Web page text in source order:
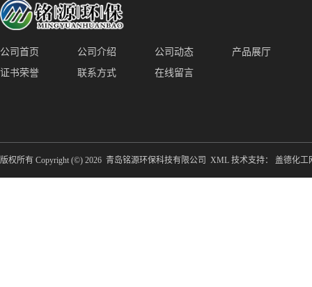
公司首页 公司介绍 公司动态
产品展厅
证书荣誉
联系方式 在线留言
版权所有 Copyright (©) 2026 青岛铭源环保科技有限公司 XML 技术支持： 盖德化工